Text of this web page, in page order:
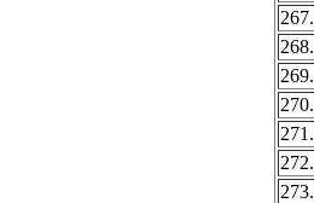
267.
268.
269.
270.
271.
272.
273.